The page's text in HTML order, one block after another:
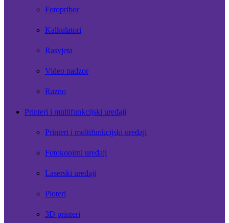
Fotopribor
Kalkulatori
Rasvjeta
Video nadzor
Razno
Printeri i multifunkcijski uređaji
Printeri i multifunkcijski uređaji
Fotokopirni uređaji
Laserski uređaji
Ploteri
3D printeri